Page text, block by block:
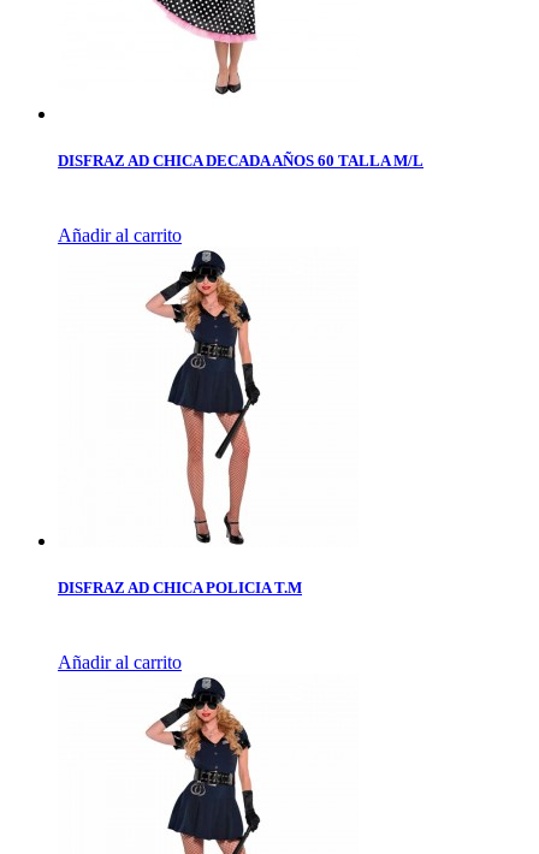
DISFRAZ AD CHICA DECADA AÑOS 60 TALLA M/L
Añadir al carrito
DISFRAZ AD CHICA POLICIA T.M
Añadir al carrito